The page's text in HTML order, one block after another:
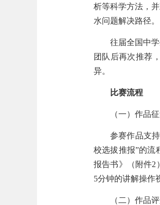
析等科学方法，
水问题解决路径。
往届全国中
团队后再次推荐
异。
比赛流程
（一）作品
参赛作品支
校选拔推报”的流
报告书》（附件2
5分钟的讲解操作
（二）作品